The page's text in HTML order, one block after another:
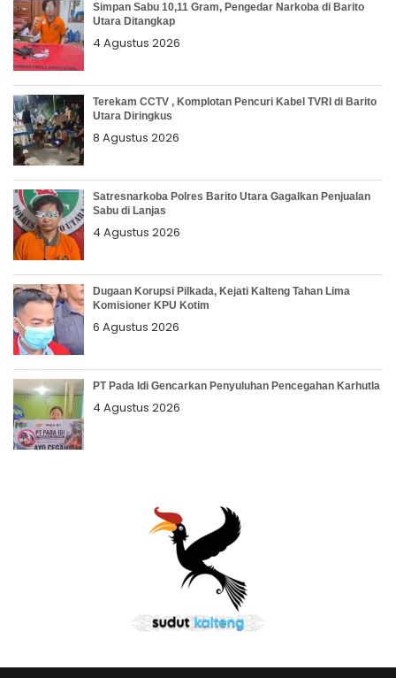
Simpan Sabu 10,11 Gram, Pengedar Narkoba di Barito
Utara Ditangkap
4 Agustus 2026
Terekam CCTV , Komplotan Pencuri Kabel TVRI di Barito
Utara Diringkus
8 Agustus 2026
Satresnarkoba Polres Barito Utara Gagalkan Penjualan
Sabu di Lanjas
4 Agustus 2026
Dugaan Korupsi Pilkada, Kejati Kalteng Tahan Lima
Komisioner KPU Kotim
6 Agustus 2026
PT Pada Idi Gencarkan Penyuluhan Pencegahan Karhutla
4 Agustus 2026